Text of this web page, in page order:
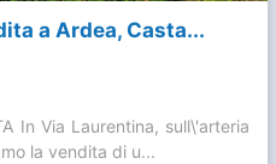
a Ardea, Casta...
In Via Laurentina, sull\'arteria
la vendita di u...